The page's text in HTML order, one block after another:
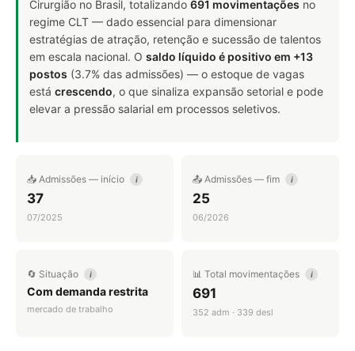
Cirurgião no Brasil, totalizando 691 movimentações no
regime CLT — dado essencial para dimensionar
estratégias de atração, retenção e sucessão de talentos
em escala nacional. O saldo líquido é positivo em +13
postos (3.7% das admissões) — o estoque de vagas
está crescendo, o que sinaliza expansão setorial e pode
elevar a pressão salarial em processos seletivos.
📥 Admissões — início i
37
07/2025
📤 Admissões — fim i
25
06/2026
🔄 Situação i
Com demanda restrita
mercado de trabalho
📊 Total movimentações i
691
352 adm · 339 desl